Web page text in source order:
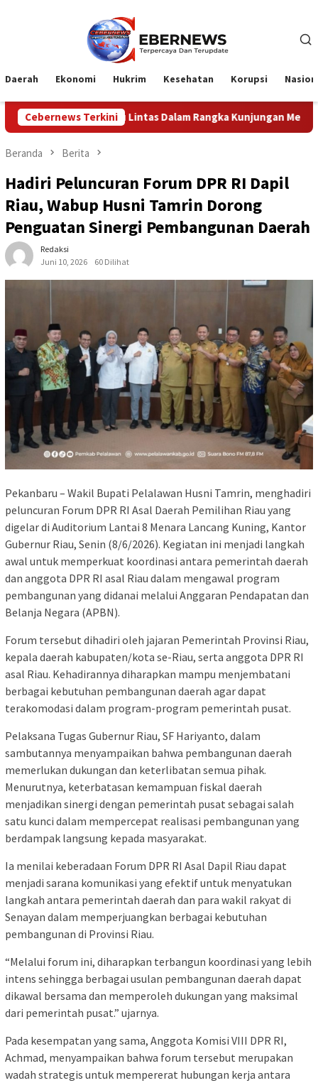
Daerah Ekonomi Hukrim Kesehatan Korupsi
Cebernews Terkini
Dalam Rangka Kunjungan Menteri Pertahanan RI
Beranda Berita
Hadiri Peluncuran Forum DPR RI Dapil
Riau, Wabup Husni Tamrin Dorong
Penguatan Sinergi Pembangunan Daerah
Redaksi
Juni 10, 2026
60 Dilihat
Pekanbaru – Wakil Bupati Pelalawan Husni Tamrin, menghadiri
peluncuran Forum DPR RI Asal Daerah Pemilihan Riau yang
digelar di Auditorium Lantai 8 Menara Lancang Kuning, Kantor
Gubernur Riau, Senin (8/6/2026). Kegiatan ini menjadi langkah
awal untuk memperkuat koordinasi antara pemerintah daerah
dan anggota DPR RI asal Riau dalam mengawal program
pembangunan yang didanai melalui Anggaran Pendapatan dan
Belanja Negara (APBN).
Forum tersebut dihadiri oleh jajaran Pemerintah Provinsi Riau,
kepala daerah kabupaten/kota se-Riau, serta anggota DPR RI
asal Riau. Kehadirannya diharapkan mampu menjembatani
berbagai kebutuhan pembangunan daerah agar dapat
terakomodasi dalam program-program pemerintah pusat.
Pelaksana Tugas Gubernur Riau, SF Hariyanto, dalam
sambutannya menyampaikan bahwa pembangunan daerah
memerlukan dukungan dan keterlibatan semua pihak.
Menurutnya, keterbatasan kemampuan fiskal daerah
menjadikan sinergi dengan pemerintah pusat sebagai salah
satu kunci dalam mempercepat realisasi pembangunan yang
berdampak langsung kepada masyarakat.
Ia menilai keberadaan Forum DPR RI Asal Dapil Riau dapat
menjadi sarana komunikasi yang efektif untuk menyatukan
langkah antara pemerintah daerah dan para wakil rakyat di
Senayan dalam memperjuangkan berbagai kebutuhan
pembangunan di Provinsi Riau.
“Melalui forum ini, diharapkan terbangun koordinasi yang lebih
intens sehingga berbagai usulan pembangunan daerah dapat
dikawal bersama dan memperoleh dukungan yang maksimal
dari pemerintah pusat.” ujarnya.
Pada kesempatan yang sama, Anggota Komisi VIII DPR RI,
Achmad, menyampaikan bahwa forum tersebut merupakan
wadah strategis untuk mempererat hubungan kerja antara